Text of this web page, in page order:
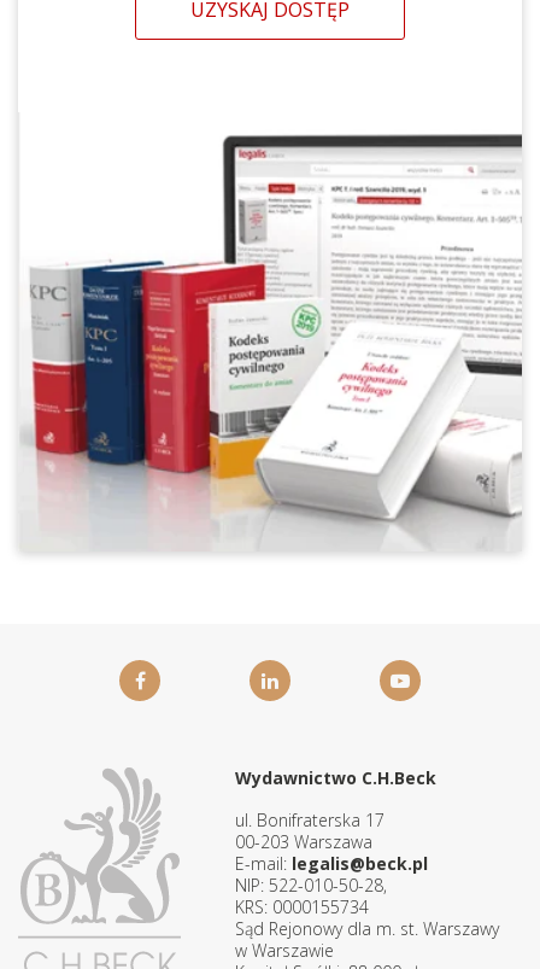
UZYSKAJ DOSTĘP
Wydawnictwo C.H.Beck
ul. Bonifraterska 17
00-203 Warszawa
E-mail: legalis@beck.pl
NIP: 522-010-50-28,
KRS: 0000155734
Sąd Rejonowy dla m. st. Warszawy
w Warszawie